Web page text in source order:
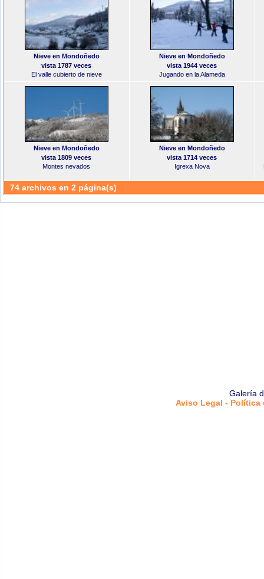
Nieve en Mondoñedo
vista 1787 veces
El valle cubierto de nieve
Nieve en Mondoñedo
vista 1944 veces
Jugando en la Alameda
Nieve en Mondoñedo
vista 1809 veces
Montes nevados
Nieve en Mondoñedo
vista 1714 veces
Igrexa Nova
74 archivos en 2 página(s)
Galería
Aviso Legal -